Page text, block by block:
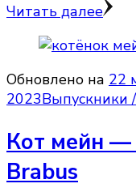
Читать далее
Обновлено на 22
2023Выпускники
Кот мейн —
Brabus